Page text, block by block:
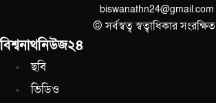
biswanathn24@gmail.com
© সর্বস্বত্ব স্বত্বাধিকার সংরক্ষিত
বিশ্বনাথনিউজ২৪
ছবি
ভিডিও